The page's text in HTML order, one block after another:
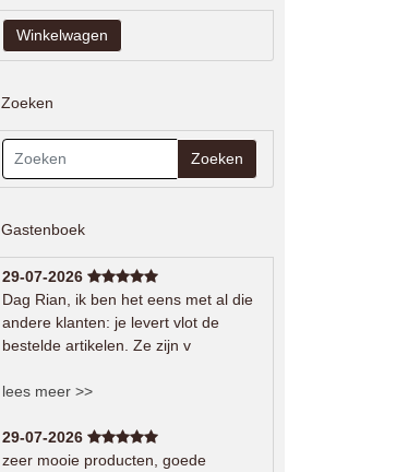
Zoeken
Zoeken
Gastenboek
29-07-2026
Dag Rian, ik ben het eens met al die
andere klanten: je levert vlot de
bestelde artikelen. Ze zijn v
lees meer >>
29-07-2026
zeer mooie producten, goede